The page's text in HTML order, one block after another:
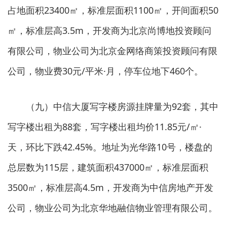
占地面积23400㎡，标准层面积1100㎡，开间面积50
㎡，标准层高3.5m，开发商为北京尚博地投资顾问
有限公司，物业公司为北京金网络商策投资顾问有限
公司，物业费30元/平米·月，停车位地下460个。
（九）中信大厦写字楼房源挂牌量为92套，其中
写字楼出租为88套，写字楼出租均价11.85元/㎡·
天，环比下跌42.45%。地址为光华路10号，楼盘的
总层数为115层，建筑面积437000㎡，标准层面积
3500㎡，标准层高4.5m，开发商为中信房地产开发
公司，物业公司为北京华地融信物业管理有限公司。